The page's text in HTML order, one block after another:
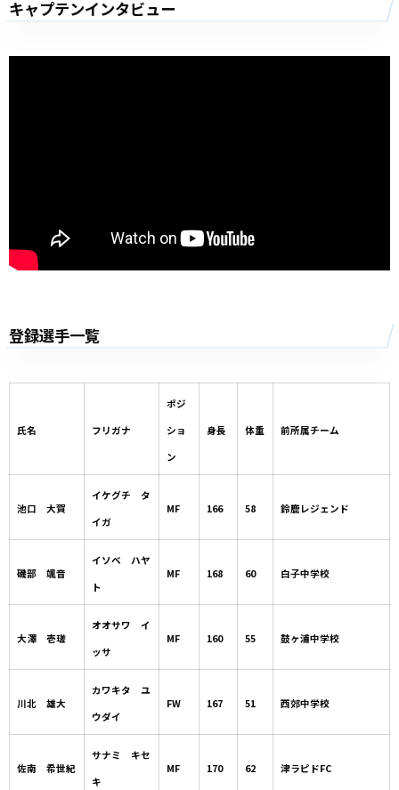
キャプテンインタビュー
登録選手一覧
氏名 フリガナ
ポジ
ショ
ン
身長 体重 前所属チーム
池口 大賀
イケグチ タ
イガ
MF 166 58 鈴鹿レジェンド
磯部 颯音
イソベ ハヤ
ト
MF 168 60 白子中学校
大澤 壱瑳
オオサワ イ
ッサ
MF 160 55 鼓ヶ浦中学校
川北 雄大
カワキタ ユ
ウダイ
FW 167 51 西郊中学校
佐南 希世紀
サナミ キセ
キ
MF 170 62 津ラピドFC